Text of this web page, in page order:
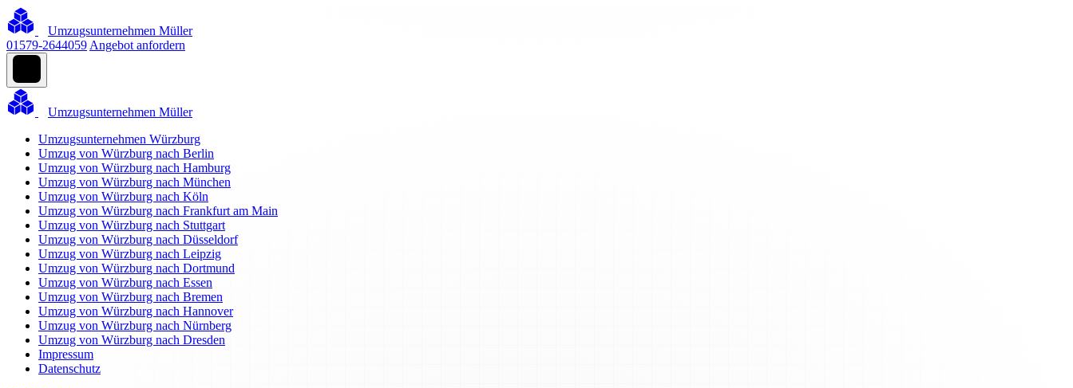
Umzugsunternehmen Müller
01579-2644059 Angebot anfordern
Umzugsunternehmen Müller
Umzugsunternehmen Würzburg
Umzug von Würzburg nach Berlin
Umzug von Würzburg nach Hamburg
Umzug von Würzburg nach München
Umzug von Würzburg nach Köln
Umzug von Würzburg nach Frankfurt am Main
Umzug von Würzburg nach Stuttgart
Umzug von Würzburg nach Düsseldorf
Umzug von Würzburg nach Leipzig
Umzug von Würzburg nach Dortmund
Umzug von Würzburg nach Essen
Umzug von Würzburg nach Bremen
Umzug von Würzburg nach Hannover
Umzug von Würzburg nach Nürnberg
Umzug von Würzburg nach Dresden
Impressum
Datenschutz